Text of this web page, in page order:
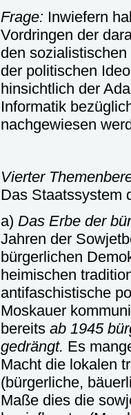
Frage: Inwiefern
Vordringen der
den
der politischen
hinsichtlich der
Informatik
nachgewiesen
Vierter
Das Staatssystem
a) Das Erbe der
Jahren der
bürgerlichen
heimischen
antifaschistische
Moskauer
bereits ab 1945
gedrängt. Es
Macht die lokalen
(bürgerliche,
Maße dies die